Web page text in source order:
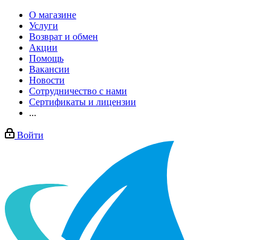
О магазине
Услуги
Возврат и обмен
Акции
Помощь
Вакансии
Новости
Сотрудничество с нами
Сертификаты и лицензии
...
Войти